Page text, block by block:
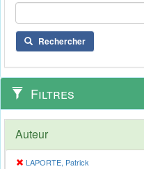
Rechercher
Filtres
Auteur
LAPORTE, Patrick